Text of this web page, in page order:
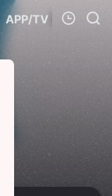
APP/TV